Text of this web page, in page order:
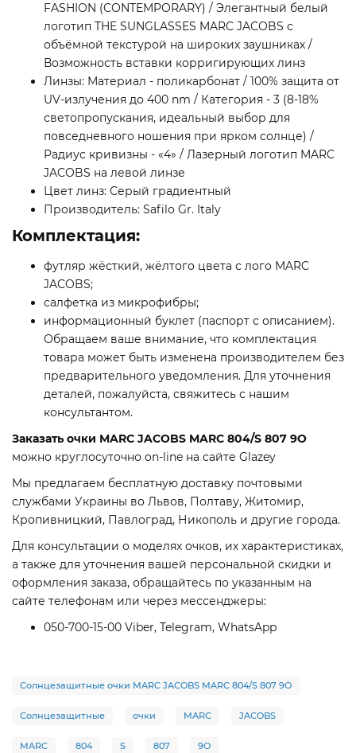
FASHION (CONTEMPORARY) / Элегантный белый
логотип THE SUNGLASSES MARC JACOBS с
объёмной текстурой на широких заушниках /
Возможность вставки корригирующих линз
Линзы: Материал - поликарбонат / 100% защита от
UV-излучения до 400 nm / Категория - 3 (8-18%
светопропускания, идеальный выбор для
повседневного ношения при ярком солнце) /
Радиус кривизны - «4» / Лазерный логотип MARC
JACOBS на левой линзе
Цвет линз: Серый градиентный
Производитель: Safilo Gr. Italy
Комплектация:
футляр жёсткий, жёлтого цвета с лого MARC
JACOBS;
салфетка из микрофибры;
информационный буклет (паспорт с описанием).
Обращаем ваше внимание, что комплектация
товара может быть изменена производителем без
предварительного уведомления. Для уточнения
деталей, пожалуйста, свяжитесь с нашим
консультантом.
Заказать очки MARC JACOBS MARC 804/S 807 9O
можно круглосуточно on-line на сайте Glazey
Мы предлагаем бесплатную доставку почтовыми
службами Украины во Львов, Полтаву, Житомир,
Кропивницкий, Павлоград, Никополь и другие города.
Для консультации о моделях очков, их характеристиках,
а также для уточнения вашей персональной скидки и
оформления заказа, обращайтесь по указанным на
сайте телефонам или через мессенджеры:
050-700-15-00 Viber, Telegram, WhatsApp
Солнцезащитные очки MARC JACOBS MARC 804/S 807 9O
Солнцезащитные очки MARC JACOBS
MARC 804 S 807 9O